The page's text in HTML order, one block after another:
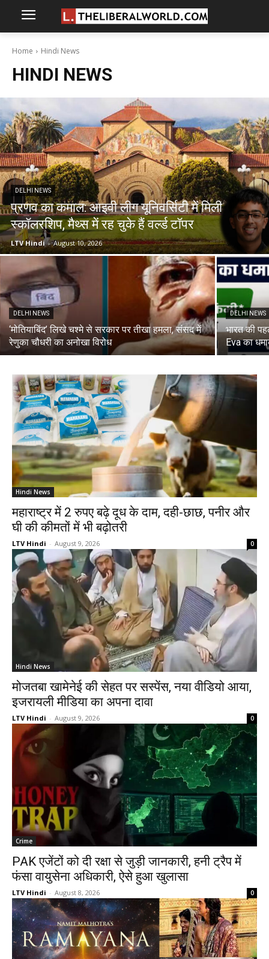
Home Hindi News
HINDI NEWS
DELHI NEWS
प्रणव का कमाल: आइवी लीग यूनिवर्सिटी में मिली
स्कॉलरशिप, मैथ्स में रह चुके हैं वर्ल्ड टॉपर
LTV Hindi - August 10, 2026
DELHI NEWS
‘मोतियाबिंद’ लिखे चश्मे से सरकार पर तीखा हमला, संसद में
रेणुका चौधरी का अनोखा विरोध
DELHI NEWS
भारत की
Eva का
Hindi News
महाराष्ट्र में 2 रुपए बढ़े दूध के दाम, दही-छाछ, पनीर और
घी की कीमतों में भी बढ़ोतरी
LTV Hindi - August 9, 2026 0
Hindi News
मोजतबा खामेनेई की सेहत पर सस्पेंस, नया वीडियो आया,
इजरायली मीडिया का अपना दावा
LTV Hindi - August 9, 2026 0
Crime
PAK एजेंटों को दी रक्षा से जुड़ी जानकारी, हनी ट्रैप में
फंसा वायुसेना अधिकारी, ऐसे हुआ खुलासा
LTV Hindi - August 8, 2026 0